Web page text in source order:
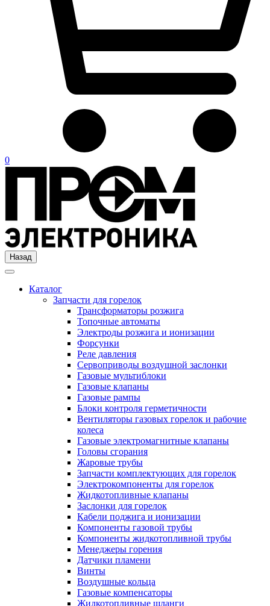
0
Назад
Каталог
Запчасти для горелок
Трансформаторы розжига
Топочные автоматы
Электроды розжига и ионизации
Форсунки
Реле давления
Сервоприводы воздушной заслонки
Газовые мультиблоки
Газовые клапаны
Газовые рампы
Блоки контроля герметичности
Вентиляторы газовых горелок и рабочие
колеса
Газовые электромагнитные клапаны
Головы сгорания
Жаровые трубы
Запчасти комплектующих для горелок
Электрокомпоненты для горелок
Жидкотопливные клапаны
Заслонки для горелок
Кабели поджига и ионизации
Компоненты газовой трубы
Компоненты жидкотопливной трубы
Менеджеры горения
Датчики пламени
Винты
Воздушные кольца
Газовые компенсаторы
Жидкотопливные шланги